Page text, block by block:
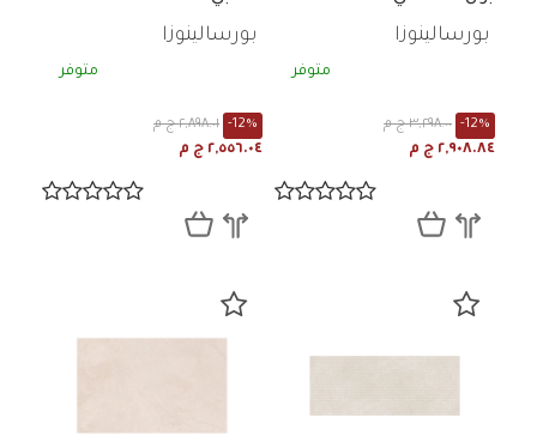
متوفر
٣,٢٩٨.٠٠ ج م -12%
٢,٩٠٨.٨٤ ج م
متوفر
٢,٨٩٨.٠١ ج م -12%
٢,٥٥٦.٠٤ ج م